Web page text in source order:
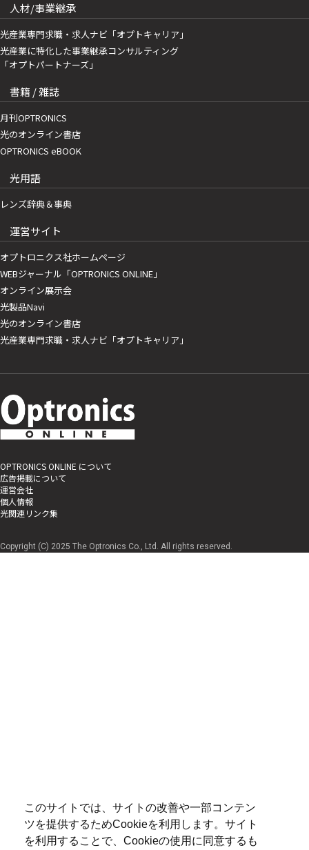
このサイトでは、サイトの改善や一部コンテン
ツを提供するためCookieを利用します。サイト
を利用することで、Cookieの使用に同意するも
人材/事業継承
光産業専門求職・求人ナビ「オプトキャリア」
光産業に特化した事業継承コンサルティング
「オプトパートナーズ」
書籍 / 雑誌
月刊OPTRONICS
光のオンライン書店
OPTRONICS eBOOK
光用語
レンズ辞典＆事典
運営サイト
オプトロニクス社ホームページ
WEBジャーナル「OPTRONICS ONLINE」
オンライン展示会
光製品Navi
光のオンライン書店
光産業専門求職・求人ナビ「オプトキャリア」
OPTRONICS ONLINE について
広告掲載について
運営会社
個人情報
光関連リンク集
Copyright (C) 2025 The Optronics Co., Ltd. All rights reserved.